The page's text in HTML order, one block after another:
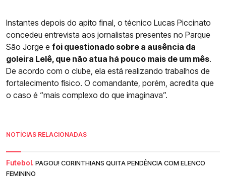
Instantes depois do apito final, o técnico Lucas Piccinato
concedeu entrevista aos jornalistas presentes no Parque
São Jorge e foi questionado sobre a ausência da
goleira Lelê, que não atua há pouco mais de um mês.
De acordo com o clube, ela está realizando trabalhos de
fortalecimento físico. O comandante, porém, acredita que
o caso é “mais complexo do que imaginava”.
NOTÍCIAS RELACIONADAS
Futebol. PAGOU! CORINTHIANS QUITA PENDÊNCIA COM ELENCO
FEMININO